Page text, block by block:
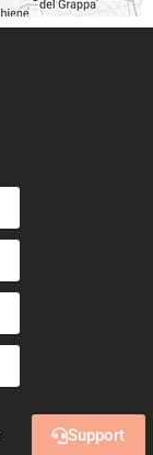
Support